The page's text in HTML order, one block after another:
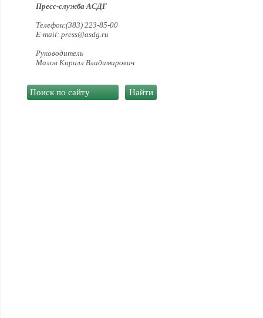
Пресс-служба АСДГ
Телефон:(383) 223-85-00
E-mail: press@asdg.ru
Руководитель
Малов Кирилл Владимирович